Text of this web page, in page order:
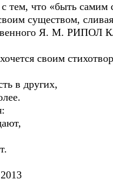
тем, что «быть
существом,
Я. М. РИПОЛ
своим
в других,